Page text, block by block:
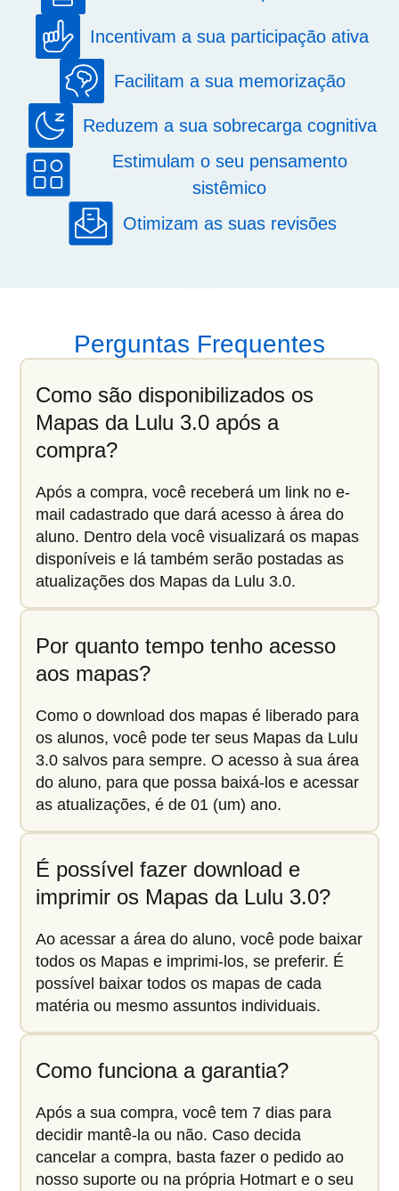
Incentivam a sua participação ativa
Facilitam a sua memorização
Reduzem a sua sobrecarga cognitiva
Estimulam o seu pensamento
sistêmico
Otimizam as suas revisões
Perguntas Frequentes
Como são disponibilizados os
Mapas da Lulu 3.0 após a
compra?
Após a compra, você receberá um link no e-
mail cadastrado que dará acesso à área do
aluno. Dentro dela você visualizará os mapas
disponíveis e lá também serão postadas as
atualizações dos Mapas da Lulu 3.0.
Por quanto tempo tenho acesso
aos mapas?
Como o download dos mapas é liberado para
os alunos, você pode ter seus Mapas da Lulu
3.0 salvos para sempre. O acesso à sua área
do aluno, para que possa baixá-los e acessar
as atualizações, é de 01 (um) ano.
É possível fazer download e
imprimir os Mapas da Lulu 3.0?
Ao acessar a área do aluno, você pode baixar
todos os Mapas e imprimi-los, se preferir. É
possível baixar todos os mapas de cada
matéria ou mesmo assuntos individuais.
Como funciona a garantia?
Após a sua compra, você tem 7 dias para
decidir mantê-la ou não. Caso decida
cancelar a compra, basta fazer o pedido ao
nosso suporte ou na própria Hotmart e o seu